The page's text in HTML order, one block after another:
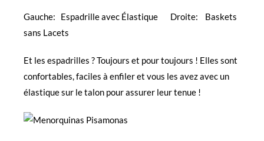
Gauche: Espadrille avec Élastique Droite: Baskets
sans Lacets
Et les espadrilles ? Toujours et pour toujours ! Elles sont
confortables, faciles à enfiler et vous les avez avec un
élastique sur le talon pour assurer leur tenue !